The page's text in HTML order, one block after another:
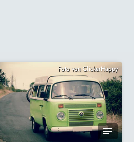
Foto von ClickerHappy